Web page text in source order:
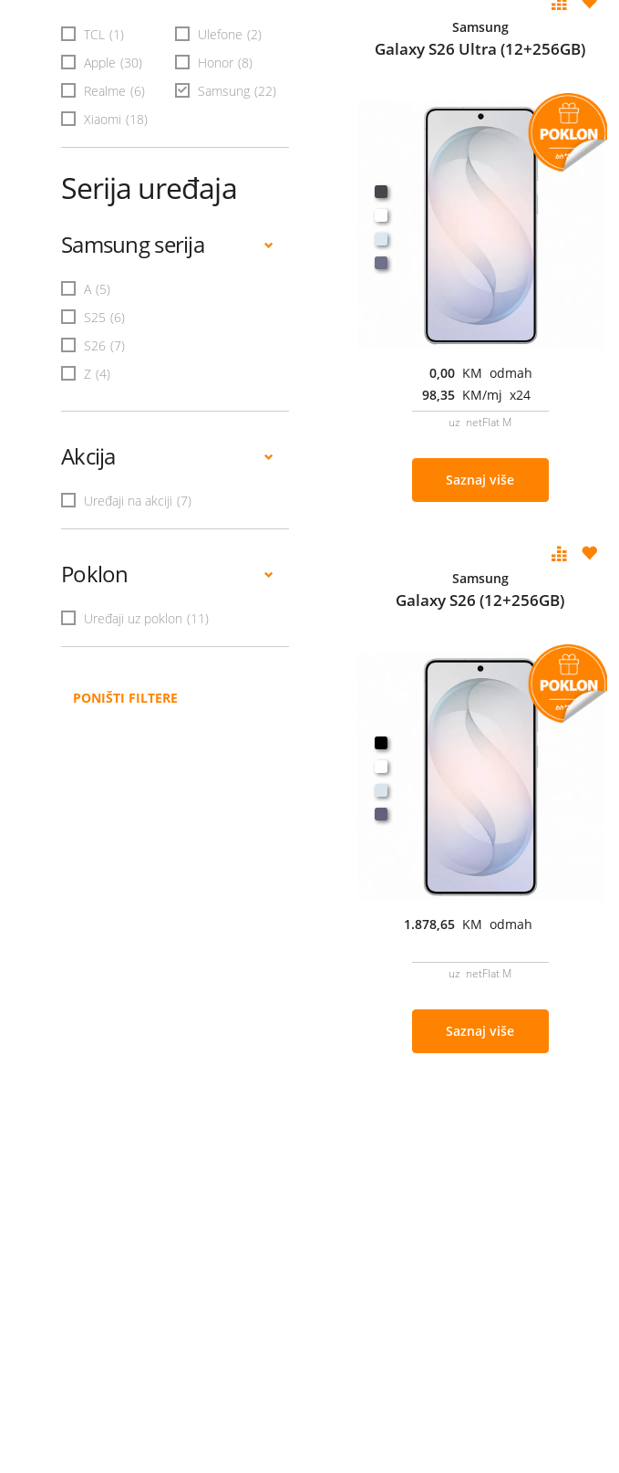
TCL (1) Ulefone (2)
Apple (30) Honor (8)
Realme (6) Samsung (22)
Xiaomi (18)
Serija uređaja
Samsung serija
A (5)
S25 (6)
S26 (7)
Z (4)
Akcija
Uređaji na akciji (7)
Poklon
Uređaji uz poklon (11)
PONIŠTI FILTERE
Samsung
Galaxy S26 Ultra (12+256GB)
0,00 KM odmah
98,35 KM/mj x24
uz netFlat M
Saznaj više
Samsung
Galaxy S26 (12+256GB)
1.878,65 KM odmah
uz netFlat M
Saznaj više